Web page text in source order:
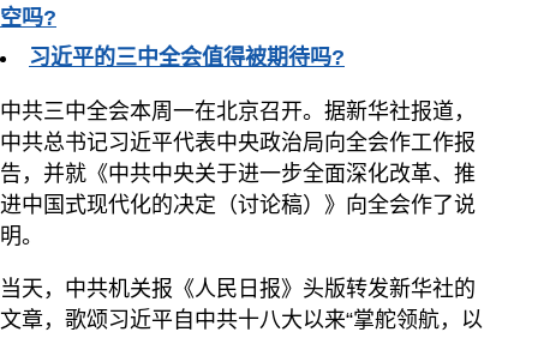
空吗?
习近平的三中全会值得被期待吗?
中共三中全会本周一在北京召开。据新华社报道，
中共总书记习近平代表中央政治局向全会作工作报
告，并就《中共中央关于进一步全面深化改革、推
进中国式现代化的决定（讨论稿）》向全会作了说
明。
当天，中共机关报《人民日报》头版转发新华社的
文章，歌颂习近平自中共十八大以来“掌舵领航，以